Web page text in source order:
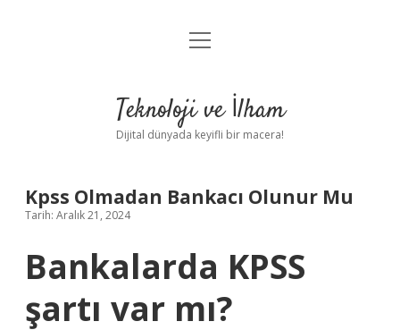
Anasayfa
Yasal Uyarı
menüyü
Teknoloji ve İlham
Dijital dünyada keyifli bir macera!
Kpss Olmadan Bankacı Olunur Mu
Tarih: Aralık 21, 2024
Bankalarda KPSS
şartı var mı?